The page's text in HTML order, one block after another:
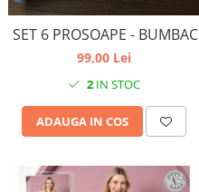
SET 6 PROSOAPE - BUMBAC
99,00 Lei
2IN STOC
ADAUGA IN COS